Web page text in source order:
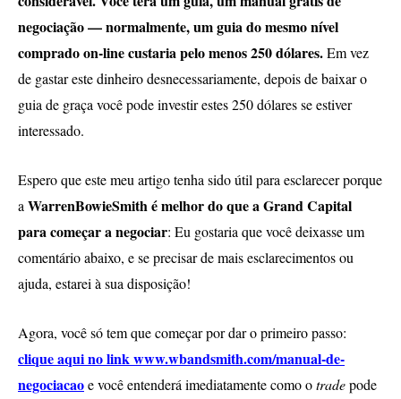
negociação — normalmente, um guia do mesmo nível
comprado on-line custaria pelo menos 250 dólares.Em vez
de gastar este dinheiro desnecessariamente, depois de baixar o
guia de graça você pode investir estes 250 dólares se estiver
interessado.
Espero que este meu artigo tenha sido útil para esclarecer porque
a WarrenBowieSmith é melhor do que a Grand Capital
para começar a negociar: Eu gostaria que você deixasse um
comentário abaixo, e se precisar de mais esclarecimentos ou
ajuda, estarei à sua disposição!
Agora, você só tem que começar por dar o primeiro passo:
clique aqui no link www.wbandsmith.com/manual-de-
negociacaoe você entenderá imediatamente como otradepode